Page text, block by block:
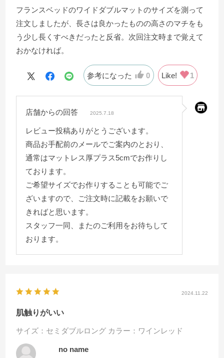
フランスベッドのワイドダブルマットのサイズを測って
注文しましたが、長さは良かったものの高さのマチをも
う少し長くすべきだったと反省。次回注文時まで覚えて
おかなければ。
参考になった 0 Like! 1
店舗からの回答 2025.7.18
レビュー投稿ありがとうございます。
商品お手配前のメールでご案内のとおり、
通常はマットレス厚プラス5cmでお作りし
ております。
ご希望サイズでお作りすることも可能でご
ざいますので、ご注文時に記載をお願いで
きればと思います。
スタッフ一同、またのご利用をお待ちして
おります。
2024.11.22
肌触りがいい
サイズ：セミダブルロング カラー：ワインレッド
no name